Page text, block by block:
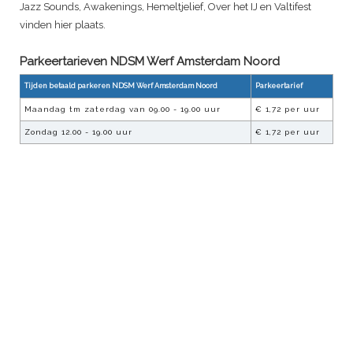
Jazz Sounds, Awakenings, Hemeltjelief, Over het IJ en Valtifest
vinden hier plaats.
Parkeertarieven NDSM Werf Amsterdam Noord
Tijden betaald parkeren NDSM Werf Amsterdam Noord Parkeertarief
Maandag tm zaterdag van 09.00 - 19.00 uur € 1,72 per uur
Zondag 12.00 - 19.00 uur € 1,72 per uur